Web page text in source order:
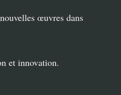
œuvres dans
et innovation.